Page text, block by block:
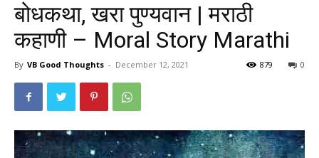
बोधकथा, खरा पुण्यवान | मराठी
कहाणी – Moral Story Marathi
By VB Good Thoughts - December 12, 2021 0
879